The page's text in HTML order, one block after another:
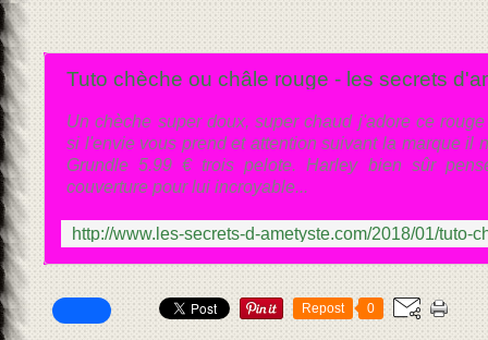
Tuto chèche ou châle rouge - les secrets
Un chèche super doux, super chaud j'adore ce
si l'envie vous prend et attention suivant la marque il
Grundle 5.99 € trois pelote. Harley bien sûr
couverture pour lui incroyable...
Repost 0